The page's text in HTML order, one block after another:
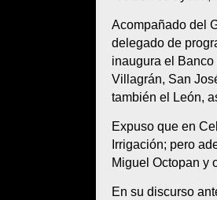
Acompañado del
delegado de
inaugura el
Villagrán, San
también el León,
Expuso que en
Irrigación; pero
Miguel Octopan y
En su discurso